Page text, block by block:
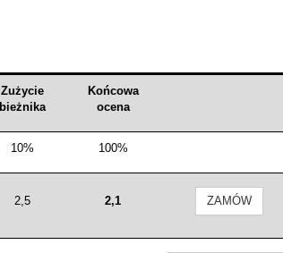
Zużycie
bieżnika
Końcowa
ocena
10% 100%
2,5 2,1 ZAMÓW